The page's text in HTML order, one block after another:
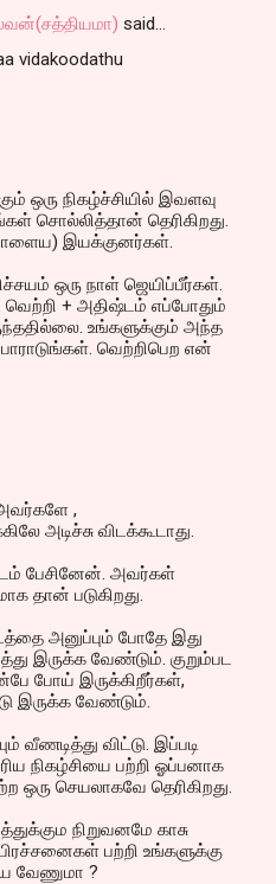
said…
vidakoodathu
ஒரு நிகழ்ச்சியில் இவளவு
சொல்லித்தான் தெரிகிறது.
இயக்குனர்கள்.
ஒரு நாள் ஜெயிப்பீர்கள்.
+ அதிஷ்டம் எப்போதும்
உங்களுக்கும் அந்த
வெற்றிபெற என்
,
அடிச்சு விடக்கூடாது.
பேசினேன். அவர்கள்
தான் படுகிறது.
அனுப்பும் போதே இது
இருக்க வேண்டும். குறும்பட
போய் இருக்கிறீர்கள்,
இருக்க வேண்டும்.
வீணடித்து விட்டு. இப்படி
நிகழ்சியை பற்றி ஓப்பனாக
ஒரு செயலாகவே தெரிகிறது.
நிறுவனமே காசு
பற்றி உங்களுக்கு
வேணுமா ?